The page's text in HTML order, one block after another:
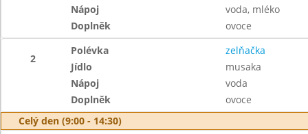
Nápoj
voda, mléko
Doplněk
ovoce
2
Polévka
zelňačka
Jídlo
musaka
Nápoj
voda
Doplněk
ovoce
Celý den (9:00 - 14:30)